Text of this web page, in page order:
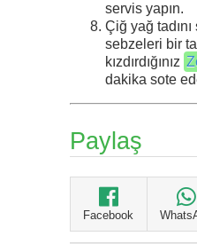
servis yapın.
Çiğ yağ
sebzeleri bir
kızdırdığınız
dakika sote
Paylaş
Facebook